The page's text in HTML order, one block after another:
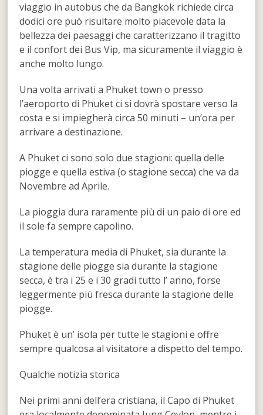
viaggio in autobus che da Bangkok richiede circa
dodici ore può risultare molto piacevole data la
bellezza dei paesaggi che caratterizzano il tragitto
e il confort dei Bus Vip, ma sicuramente il viaggio è
anche molto lungo.
Una volta arrivati a Phuket town o presso
l’aeroporto di Phuket ci si dovrà spostare verso la
costa e si impiegherà circa 50 minuti – un’ora per
arrivare a destinazione.
A Phuket ci sono solo due stagioni: quella delle
piogge e quella estiva (o stagione secca) che va da
Novembre ad Aprile.
La pioggia dura raramente più di un paio di ore ed
il sole fa sempre capolino.
La temperatura media di Phuket, sia durante la
stagione delle piogge sia durante la stagione
secca, è tra i 25 e i 30 gradi tutto l’ anno, forse
leggermente più fresca durante la stagione delle
piogge.
Phuket è un’ isola per tutte le stagioni e offre
sempre qualcosa al visitatore a dispetto del tempo.
Qualche notizia storica
Nei primi anni dell’era cristiana, il Capo di Phuket